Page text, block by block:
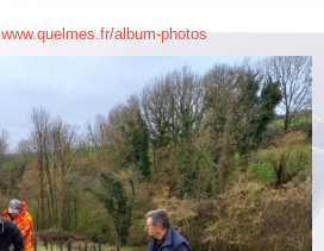
www.quelmes.fr/album-photos